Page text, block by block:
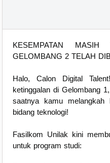
KESEMPATAN
GELOMBANG 2 TELAH
Halo, Calon Digital
ketinggalan di Gelombang
saatnya kamu
bidang teknologi!
Fasilkom Unilak kini
untuk program studi: